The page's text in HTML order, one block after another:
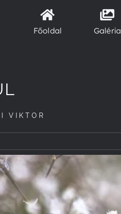
Főoldal Galéria
VIKTOR